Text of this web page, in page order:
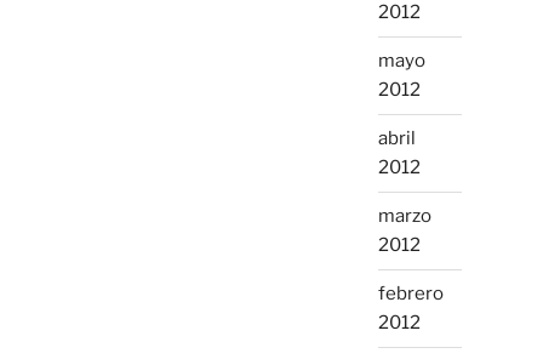
2012
mayo
2012
abril
2012
marzo
2012
febrero
2012